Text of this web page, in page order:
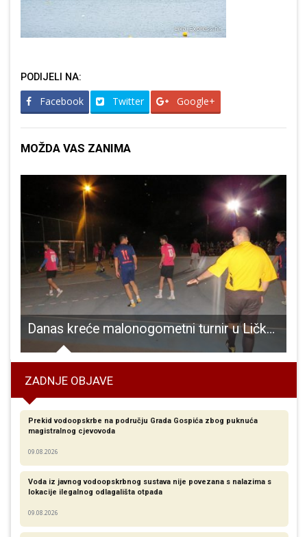
PODIJELI NA:
Facebook Twitter Google+
MOŽDA VAS ZANIMA
Danas kreće malonogometni turnir u Ličkom Osiku povodom Dana pobjede i domovinske zahvalnosti i Dana hrvatskih branitelja
ZADNJE OBJAVE
Prekid vodoopskrbe na području Grada Gospića zbog puknuća
magistralnog cjevovoda
09.08.2026
Voda iz javnog vodoopskrbnog sustava nije povezana s nalazima s
lokacije ilegalnog odlagališta otpada
09.08.2026